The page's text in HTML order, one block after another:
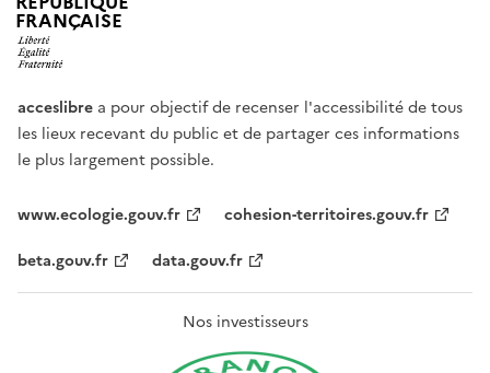
FRANÇAISE
acceslibre a pour objectif de recenser l'accessibilité de tous
les lieux recevant du public et de partager ces informations
le plus largement possible.
www.ecologie.gouv.fr
cohesion-territoires.gouv.fr
beta.gouv.fr
data.gouv.fr
Nos investisseurs